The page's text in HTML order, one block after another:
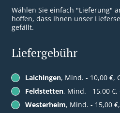
Wählen Sie einfach "Lieferung"
hoffen, dass Ihnen unser
gefällt.
Liefergebühr
Laichingen, Mind. - 10,00 €,
Feldstetten, Mind. - 15,00
Westerheim, Mind. - 15,00